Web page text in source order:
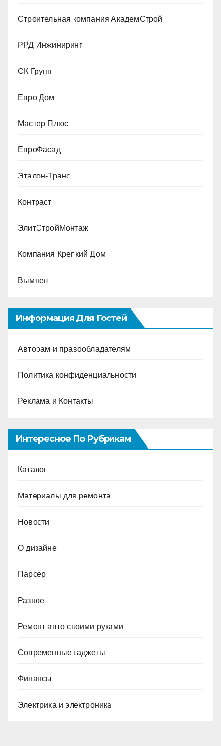
Строительная компания АкадемСтрой
РРД Инжиниринг
СК Групп
Евро Дом
Мастер Плюс
ЕвроФасад
Эталон-Транс
Контраст
ЭлитСтройМонтаж
Компания Крепкий Дом
Вымпел
Информация Для Гостей
Авторам и правообладателям
Политика конфиденциальности
Реклама и Контакты
Интересное По Рубрикам
Каталог
Материалы для ремонта
Новости
О дизайне
Парсер
Разное
Ремонт авто своими руками
Современные гаджеты
Финансы
Электрика и электроника